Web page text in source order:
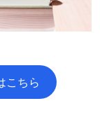
こちら